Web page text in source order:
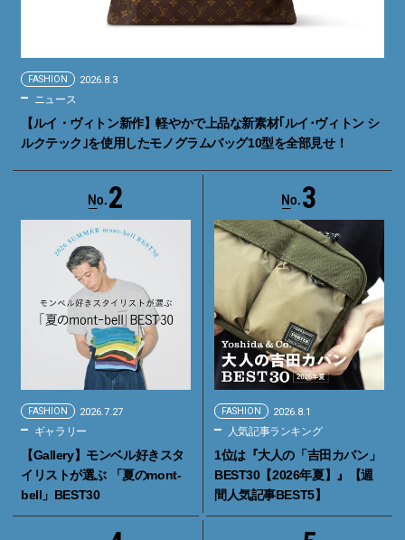
FASHION 2026.8.3
ニュース
【ルイ・ヴィトン新作】軽やかで上品な新素材｢ルイ･ヴィトン シ
ルクテック｣を使用したモノグラムバッグ10型を全部見せ！
2
FASHION 2026.7.27
ギャラリー
【Gallery】モンベル好きスタ
イリストが選ぶ 「夏のmont-
bell」BEST30
3
FASHION 2026.8.1
人気記事ランキング
1位は『大人の「吉田カバン」
BEST30【2026年夏】』【週
間人気記事BEST5】